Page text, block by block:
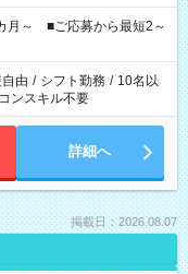
夕飯の準備がしたい」
、ご希望を教えてください
計で週40時間を超える場
月～ ■ご応募から最短2～
由 / シフト勤務 / 10名以
ンスキル不要
詳細へ
掲載日：2026.08.07